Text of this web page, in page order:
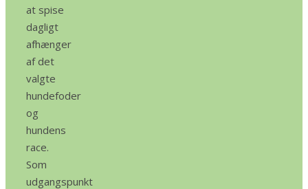
at spise
dagligt
afhænger
af det
valgte
hundefoder
og
hundens
race.
Som
udgangspunkt